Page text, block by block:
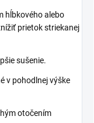
hĺbkového alebo
prietok striekanej
sušenie.
v pohodlnej výške
otočením